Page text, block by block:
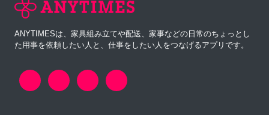
ANYTIMESは、家具組み立てや配送、家事などの日常のちょっとし
た用事を依頼したい人と、仕事をしたい人をつなげるアプリです。